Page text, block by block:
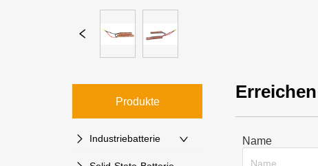
Produkte
Industriebatterie
Name